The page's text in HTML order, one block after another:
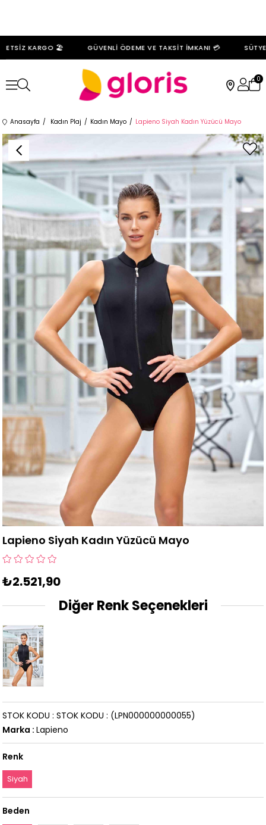
KARGO 🏖️ GÜVENLİ ÖDEME VE TAKSİT İMKANI 💳
0
Anasayfa Kadın Plaj Kadın Mayo Lapieno Siyah Kadın Yüzücü Mayo
Lapieno Siyah Kadın Yüzücü Mayo
₺2.521,90
Diğer Renk Seçenekleri
(LPN000000000055)
STOK KODU
STOK KODU
Marka : Lapieno
Renk
Siyah
Beden